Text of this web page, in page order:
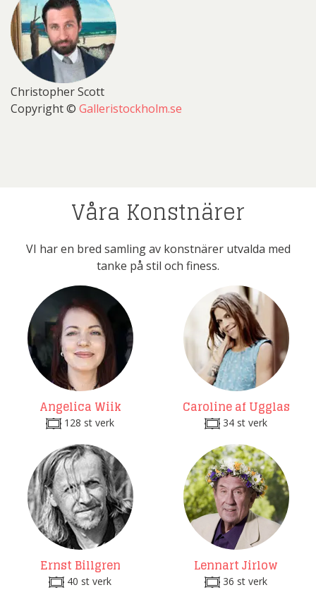
Christopher Scott
Copyright © Galleristockholm.se
Våra Konstnärer
VI har en bred samling av konstnärer utvalda med
tanke på stil och finess.
Angelica Wiik
128 st verk
Caroline af Ugglas
34 st verk
Ernst Billgren
40 st verk
Lennart Jirlow
36 st verk